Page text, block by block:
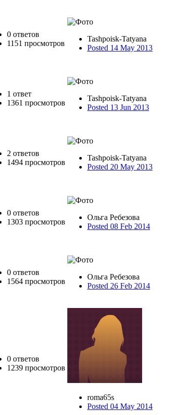
0 ответов
1151 просмотров
Tashpoisk-Tatyana
Posted 14 May 2013
1 ответ
1361 просмотров
Tashpoisk-Tatyana
Posted 13 Jun 2013
2 ответов
1494 просмотров
Tashpoisk-Tatyana
Posted 20 May 2013
0 ответов
1303 просмотров
Ольга Ребезова
Posted 08 Feb 2014
0 ответов
1564 просмотров
Ольга Ребезова
Posted 26 Feb 2014
0 ответов
1239 просмотров
roma65s
Posted 04 May 2014